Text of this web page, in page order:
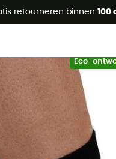
retourneren binnen 100
-5% EXTRA vanaf 2
Eco-